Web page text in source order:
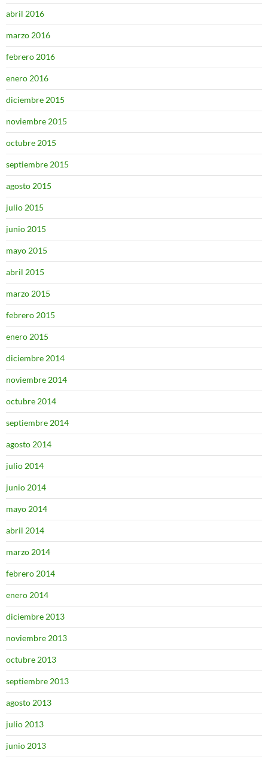
abril 2016
marzo 2016
febrero 2016
enero 2016
diciembre 2015
noviembre 2015
octubre 2015
septiembre 2015
agosto 2015
julio 2015
junio 2015
mayo 2015
abril 2015
marzo 2015
febrero 2015
enero 2015
diciembre 2014
noviembre 2014
octubre 2014
septiembre 2014
agosto 2014
julio 2014
junio 2014
mayo 2014
abril 2014
marzo 2014
febrero 2014
enero 2014
diciembre 2013
noviembre 2013
octubre 2013
septiembre 2013
agosto 2013
julio 2013
junio 2013